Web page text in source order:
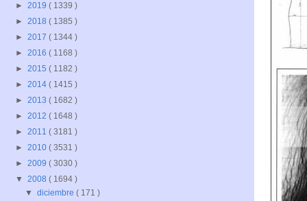
► 2019 ( 1339 )
► 2018 ( 1385 )
► 2017 ( 1344 )
► 2016 ( 1168 )
► 2015 ( 1182 )
► 2014 ( 1415 )
► 2013 ( 1682 )
► 2012 ( 1648 )
► 2011 ( 3181 )
► 2010 ( 3531 )
► 2009 ( 3030 )
▼ 2008 ( 1694 )
▼diciembre( 171 )